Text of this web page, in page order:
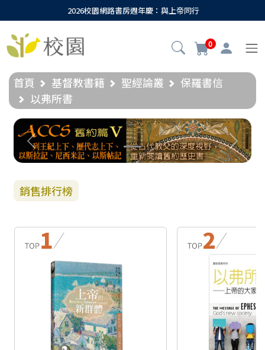
2026校園網路書房週年慶：與上帝同行
0
首頁 基督教書籍 聖經論叢
保羅書信
以弗所書
Previous Next
銷售排行榜